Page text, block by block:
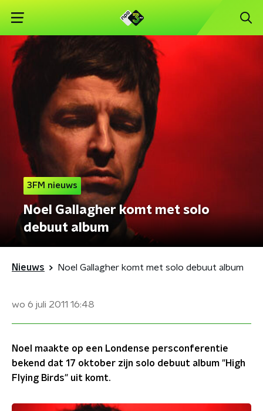
3FM nieuws
Noel Gallagher komt met solo
debuut album
Nieuws Noel Gallagher komt met solo debuut album
wo 6 juli 2011 16:48
Noel maakte op een Londense persconferentie
bekend dat 17 oktober zijn solo debuut album "High
Flying Birds" uit komt.